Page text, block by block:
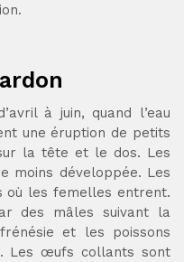
à juin, quand l’eau
une éruption de petits
la tête et le dos. Les
moins développée. Les
où les femelles entrent.
des mâles suivant la
et les poissons
Les œufs collants sont